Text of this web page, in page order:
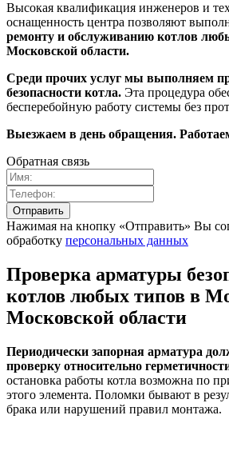
Высокая квалификация инженеров и
оснащенность центра позволяют
ремонту и обслуживанию котлов
Московской области.
Среди прочих услуг мы выполняем
безопасности котла. Эта процедура
бесперебойную работу системы без
Выезжаем в день обращения.
Обратная связь
Нажимая на кнопку «Отправить» Вы
обработку персональных данных
Проверка арматуры
котлов любых типов в
Московской области
Периодически запорная арматура
проверку относительно
остановка работы котла возможна по
этого элемента. Поломки бывают в
брака или нарушений правил монтажа.